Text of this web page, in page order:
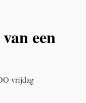
een
vrijdag